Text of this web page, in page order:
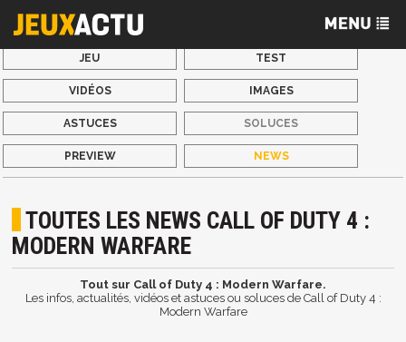
JEU TEST
VIDÉOS IMAGES
ASTUCES SOLUCES
PREVIEW NEWS
TOUTES LES NEWS CALL OF DUTY 4 :
MODERN WARFARE
Tout sur Call of Duty 4 : Modern Warfare.
Les infos, actualités, vidéos et astuces ou soluces de Call of Duty 4 :
Modern Warfare